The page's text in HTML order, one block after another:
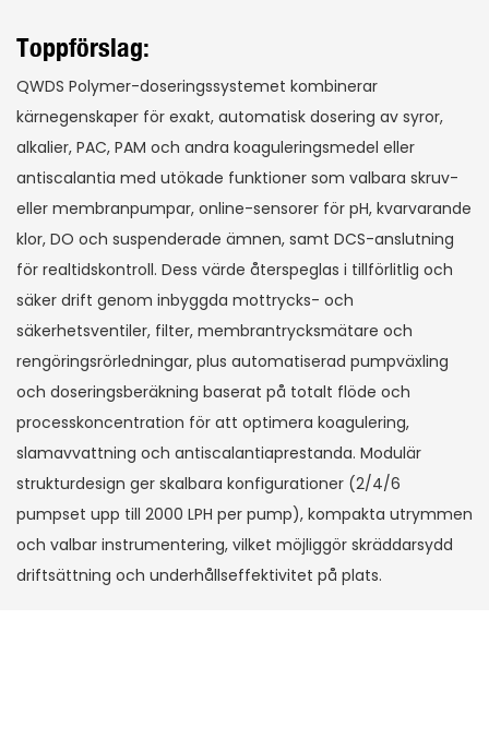
Toppförslag:
QWDS Polymer-doseringssystemet kombinerar
kärnegenskaper för exakt, automatisk dosering av syror,
alkalier, PAC, PAM och andra koaguleringsmedel eller
antiscalantia med utökade funktioner som valbara skruv-
eller membranpumpar, online-sensorer för pH, kvarvarande
klor, DO och suspenderade ämnen, samt DCS-anslutning
för realtidskontroll. Dess värde återspeglas i tillförlitlig och
säker drift genom inbyggda mottrycks- och
säkerhetsventiler, filter, membrantrycksmätare och
rengöringsrörledningar, plus automatiserad pumpväxling
och doseringsberäkning baserat på totalt flöde och
processkoncentration för att optimera koagulering,
slamavvattning och antiscalantiaprestanda. Modulär
strukturdesign ger skalbara konfigurationer (2/4/6
pumpset upp till 2000 LPH per pump), kompakta utrymmen
och valbar instrumentering, vilket möjliggör skräddarsydd
driftsättning och underhållseffektivitet på plats.